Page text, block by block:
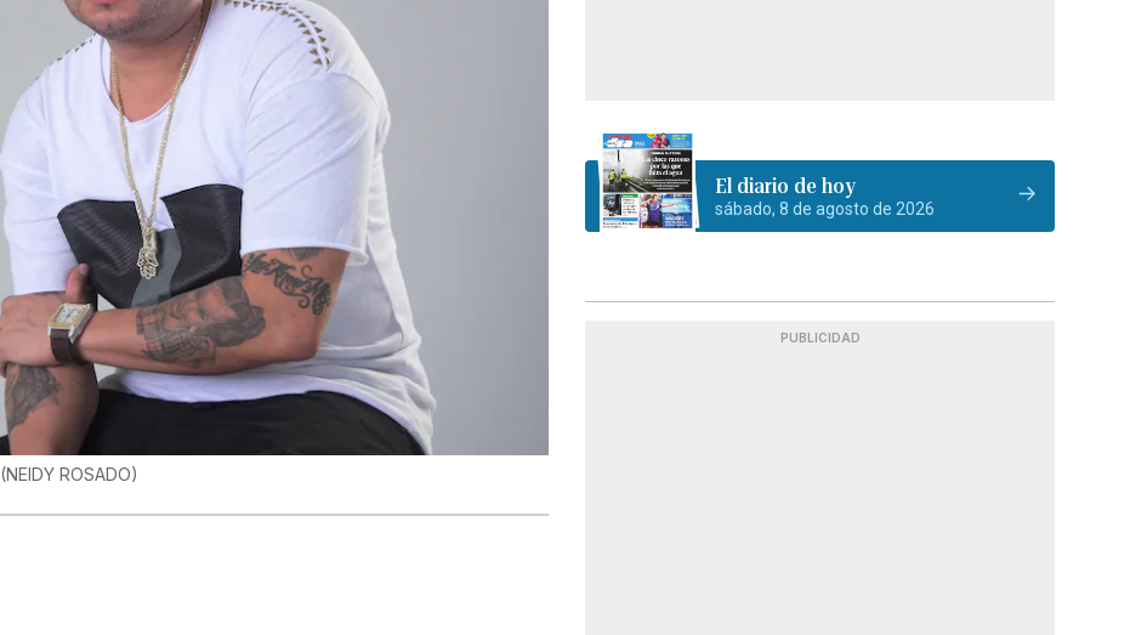
(NEIDY ROSADO)
El diario de hoy
sábado, 8 de agosto de 2026
PUBLICIDAD